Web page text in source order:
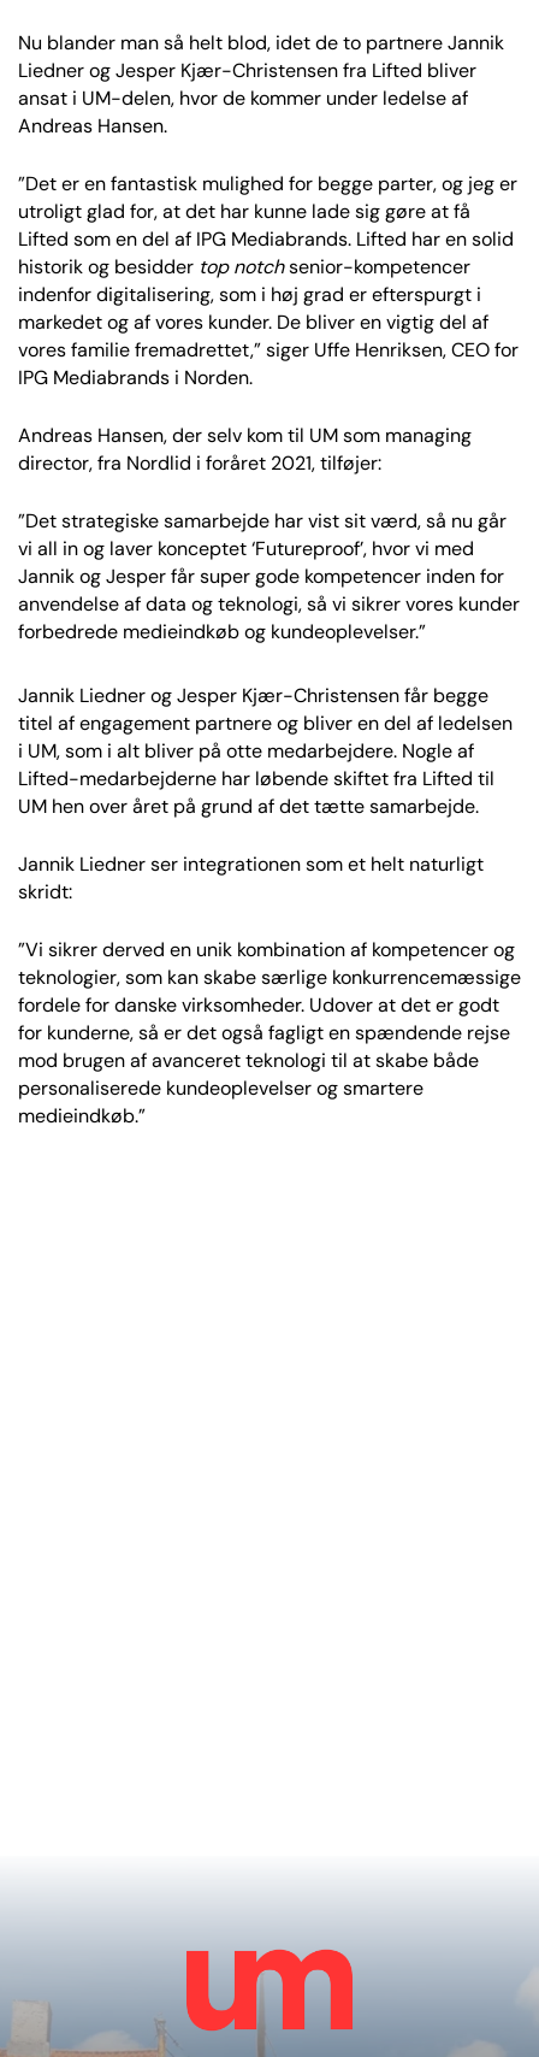
Nu blander man så helt blod, idet de to partnere Jannik
Liedner og Jesper Kjær-Christensen fra Lifted bliver
ansat i UM-delen, hvor de kommer under ledelse af
Andreas Hansen.
”Det er en fantastisk mulighed for begge parter, og jeg er
utroligt glad for, at det har kunne lade sig gøre at få
Lifted som en del af IPG Mediabrands. Lifted har en solid
historik og besidder top notchsenior-kompetencer
indenfor digitalisering, som i høj grad er efterspurgt i
markedet og af vores kunder. De bliver en vigtig del af
vores familie fremadrettet,” siger Uffe Henriksen, CEO for
IPG Mediabrands i Norden.
Andreas Hansen, der selv kom til UM som managing
director, fra Nordlid i foråret 2021, tilføjer:
”Det strategiske samarbejde har vist sit værd, så nu går
vi all in og laver konceptet ‘Futureproof’, hvor vi med
Jannik og Jesper får super gode kompetencer inden for
anvendelse af data og teknologi, så vi sikrer vores kunder
forbedrede medieindkøb og kundeoplevelser.”
Jannik Liedner og Jesper Kjær-Christensen får begge
titel af engagement partnere og bliver en del af ledelsen
i UM, som i alt bliver på otte medarbejdere. Nogle af
Lifted-medarbejderne har løbende skiftet fra Lifted til
UM hen over året på grund af det tætte samarbejde.
Jannik Liedner ser integrationen som et helt naturligt
skridt:
”Vi sikrer derved en unik kombination af kompetencer og
teknologier, som kan skabe særlige konkurrencemæssige
fordele for danske virksomheder. Udover at det er godt
for kunderne, så er det også fagligt en spændende rejse
mod brugen af avanceret teknologi til at skabe både
personaliserede kundeoplevelser og smartere
medieindkøb.”